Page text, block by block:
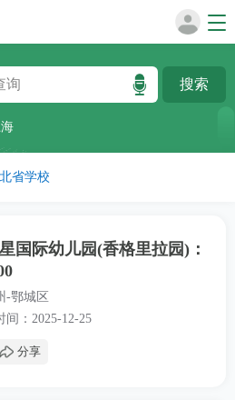
省学校
国际幼儿园(香格里拉园)：
-鄂城区
：2025-12-25
分享